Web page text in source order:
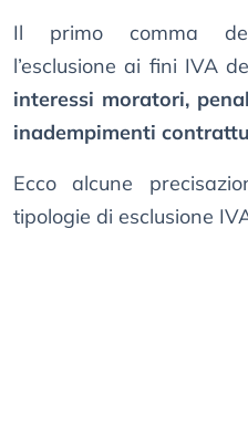
Il primo comma
l’esclusione ai fini IVA
interessi moratori,
inadempimenti
Ecco alcune
tipologie di esclusione